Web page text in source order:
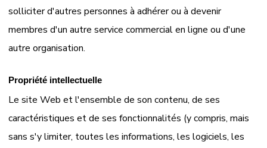
solliciter d'autres personnes à adhérer ou à devenir
membres d'un autre service commercial en ligne ou d'une
autre organisation.
Propriété intellectuelle
Le site Web et l'ensemble de son contenu, de ses
caractéristiques et de ses fonctionnalités (y compris, mais
sans s'y limiter, toutes les informations, les logiciels, les